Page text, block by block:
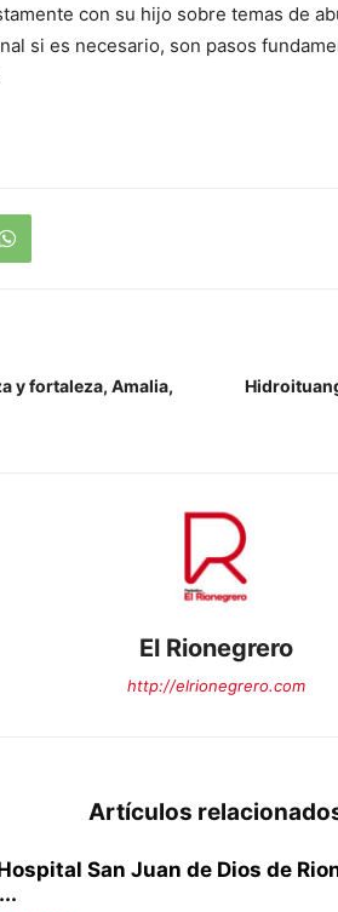
con su hijo sobre temas de
si es necesario, son pasos
y fortaleza, Amalia,
El Rionegrero
http://elrionegrero.com
Artículos
San Juan de Dios de